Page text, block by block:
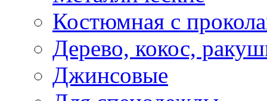
Костюмная с
Дерево, кокос,
Джинсовые